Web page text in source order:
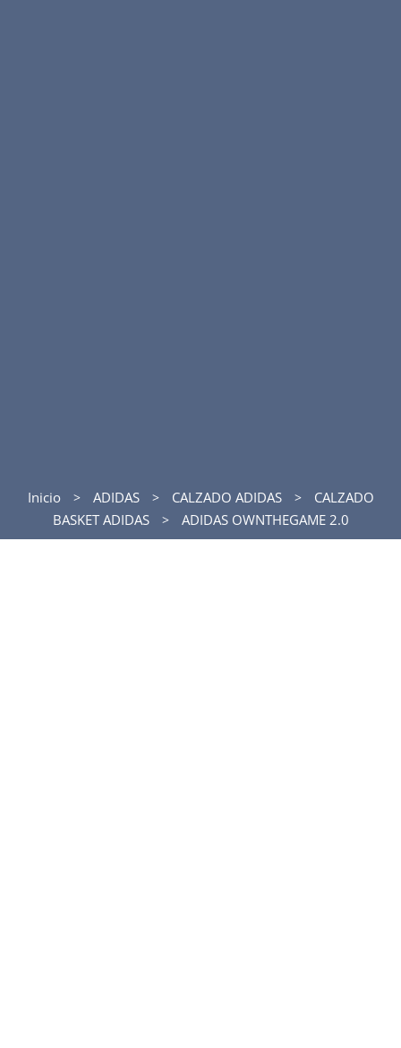
Inicio ADIDAS CALZADO ADIDAS
CALZADO
BASKET ADIDAS
ADIDAS OWNTHEGAME 2.0